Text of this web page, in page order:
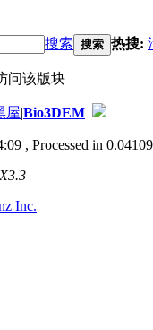
搜索 搜索 热搜:
问该版块
屋|Bio3DEM
, Processed in
X3.3
Inc.